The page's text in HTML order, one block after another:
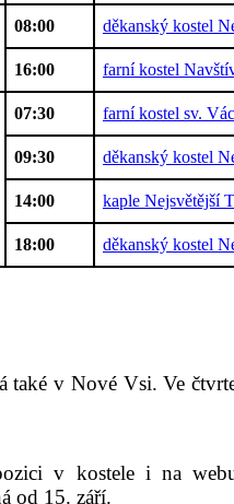
08:00 děkanský kostel
16:00 farní kostel
07:30 farní kostel sv.
09:30 děkanský kostel
14:00 kaple Nejsvětější
18:00 děkanský kostel
také v Nové Vsi. Ve
v kostele i na webu
od 15. září.